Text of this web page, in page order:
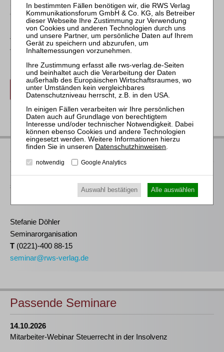
Sie erhalten eine Teilnahmebescheinigung nach GOI –
Grundsätze ordnungsgemäßer Insolvenzverwaltung. Die
Fortbildungsstunden werden im Rahmen der GOI-
Zertifizierung vom Auditor der beauftragten akkreditierten
Zertifizierungsgesellschaft geprüft.
anmelden
zurück
Ihre Ansprechpartnerin
Für Informationen zu unseren Veranstaltungen wenden Sie
sich bitte an unser Seminarteam. Erste Fragen beanworten wir
hier.
Stefanie Döhler
Seminarorganisation
T (0221)-400 88-15
seminar@rws-verlag.de
Passende Seminare
14.10.2026
Mitarbeiter-Webinar Steuerrecht in der Insolvenz
Datenschutzhinweisen.
notwendig Google Analytics
Auswahl bestätigen Alle auswählen